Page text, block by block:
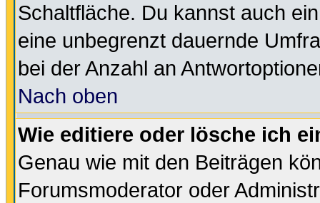
Schaltfläche. Du kannst auch
eine unbegrenzt dauernde
bei der Anzahl an
Nach oben
Wie editiere oder lösche ich
Genau wie mit den Beiträgen
Forumsmoderator oder